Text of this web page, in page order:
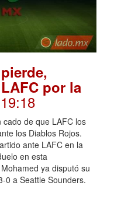
por la
de que LAFC los
los Diablos Rojos.
ante LAFC en la
en esta
ya disputó su
0 a Seattle Sounders.